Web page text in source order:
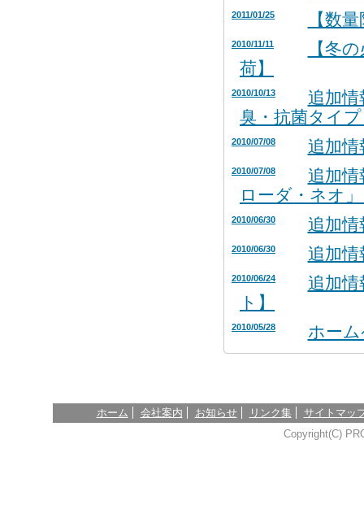
2011/01/25 【数
2010/11/11
【冬
荷】
2010/10/13
追加
臭・抗菌タイ
2010/07/08 追加
2010/07/08
追加
ローダ・ネオ
2010/06/30 追加
2010/06/30 追加情
2010/06/24
追加
ト】
2010/05/28 ホー
ホーム 会社案内 お知らせ リンク集
サイトマッ
Copyright(C)